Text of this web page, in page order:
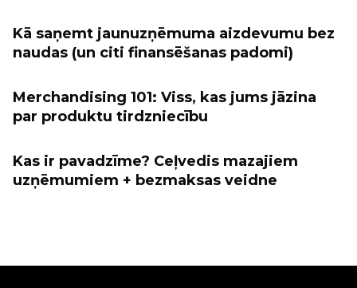
Kā saņemt jaunuzņēmuma aizdevumu bez
naudas (un citi finansēšanas padomi)
Merchandising 101: Viss, kas jums jāzina
par produktu tirdzniecību
Kas ir pavadzīme? Ceļvedis mazajiem
uzņēmumiem + bezmaksas veidne